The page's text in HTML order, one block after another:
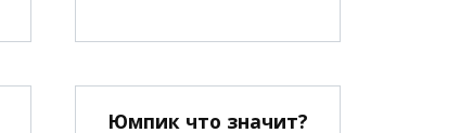
Юмпик что значит?